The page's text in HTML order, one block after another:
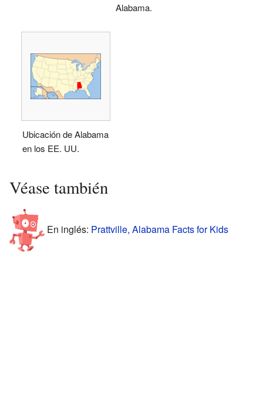
Alabama.
Ubicación de Alabama
en los EE. UU.
Véase también
En inglés: Prattville, Alabama Facts for Kids